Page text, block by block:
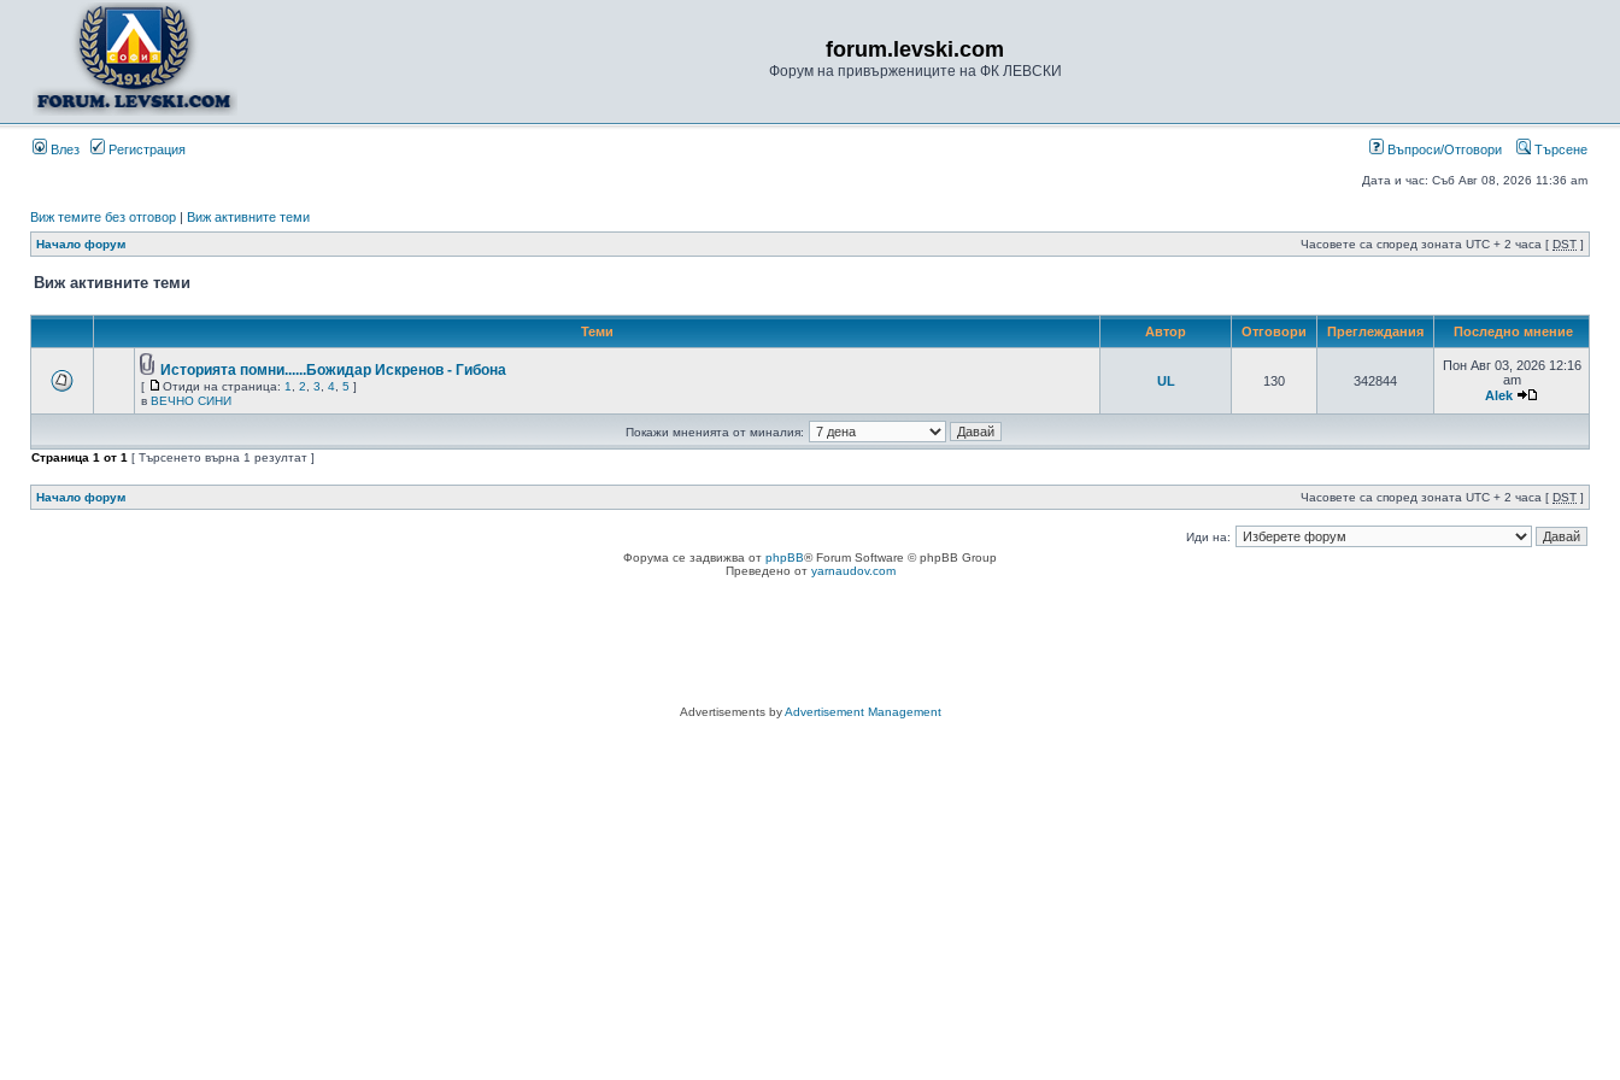
forum.levski.com
Форум на привържениците на ФК ЛЕВСКИ
Влез Регистрация Въпроси/Отговори Търсене
Дата и час: Съб Авг 08, 2026 11:36 am
Виж темите без отговор | Виж активните теми
Начало форум Часовете са според зоната UTC + 2 часа [ DST ]
Виж активните теми
Теми Автор Отговори Преглеждания Последно мнение
Историята помни......Божидар Искренов - Гибона
[ Отиди на страница: 1 2 3 4 5 ]
в ВЕЧНО СИНИ
UL 130 342844
Пон Авг 03, 2026 12:16
am
Alek
Покажи мненията от миналия:
Страница 1 от 1 [ Търсенето върна 1 резултат ]
Начало форум Часовете са според зоната UTC + 2 часа [ DST ]
Иди на:
Форума се задвижва от phpBB® Forum Software © phpBB Group
Преведено от yarnaudov.com
Advertisements byAdvertisement Management